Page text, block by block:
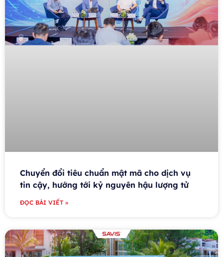
Chuyển đổi tiêu chuẩn mật mã cho dịch vụ
tin cậy, hướng tới kỷ nguyên hậu lượng tử
ĐỌC BÀI VIẾT »